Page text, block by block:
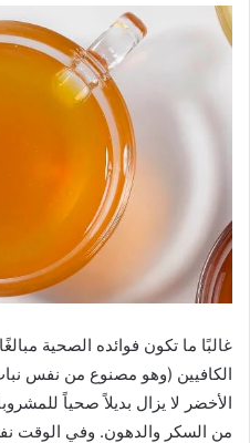
غالبًا ما تكون فوائده الصحية
الكافيين (وهو مصنوع من نفس
الأخضر لا يزال بديلاً صحياً
من السكر والدهون. وفي الوقت